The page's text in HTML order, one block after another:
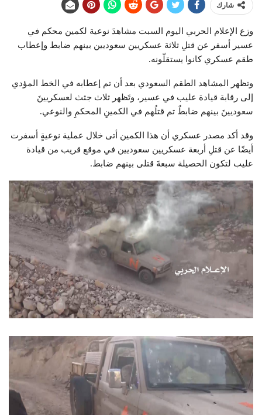
شارك
وزع الإعلام الحربي اليوم السبت مشاهدَ نوعية لكمين محكم في
عسير أسفر عن قتلِ ثلاثة عسكريين سعوديين بينهم ضابط وإعطاب
طقم عسكري كانوا يستقلّونه.
وتظهر المشاهد الطقم السعودي بعد أن تم إعطابه في الخط المؤدي
إلى رقابة قيادة عليب في عسير، وتَظهر ثلاث جثث لعسكريينَ
سعوديينَ بينهم ضابطٌ تم قتلُهم في الكمينِ المحكمِ والنوعي.
وقد أكد مصدر عسكري أن هذا الكمين أتى خلال عملية نوعيةٍ أسفرت
أيضًا عن قتلِ أربعة عسكريين سعوديين في موقع قريب من قيادة
عليب لتكون الحصيلة سبعةَ قتلى بينهم ضابط.